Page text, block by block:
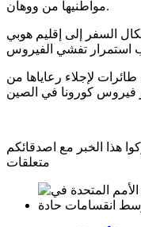
مواطنيها من ووهان.
السفر إلى إقليم هوبي
لإجلاء رعاياها من
متعلقات